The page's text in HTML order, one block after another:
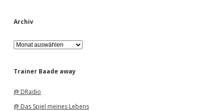
Archiv
A
r
h
Trainer Baade away
@ DRadio
@ Das Spiel meines Lebens